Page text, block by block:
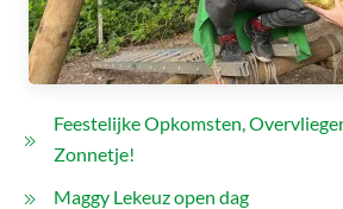
Feestelijke Opkomsten,
Zonnetje!
Maggy Lekeuz open dag